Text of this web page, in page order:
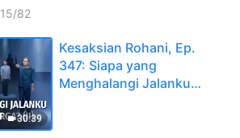
15/82
30:39
Kesaksian Rohani, Ep.
347: Siapa yang
Menghalangi Jalanku